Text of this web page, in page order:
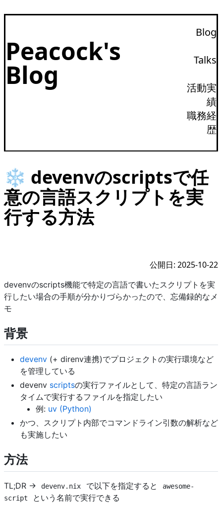
Peacock's
Blog
Blog
Talks
活動実
績
職務経
歴
❄ devenvのscriptsで任
意の言語スクリプトを実
行する方法
公開日: 2025-10-22
devenvのscripts機能で特定の言語で書いたスクリプトを実
行したい場合の手順が分かりづらかったので、忘備録的なメ
モ
背景
devenv (+ direnv連携)でプロジェクトの実行環境など
を管理している
devenv scriptsの実行ファイルとして、特定の言語ラン
タイムで実行するファイルを指定したい
例: uv (Python)
かつ、スクリプト内部でコマンドライン引数の解析など
も実施したい
方法
TL;DR -> devenv.nix で以下を指定すると
awesome-
script
という名前で実行できる